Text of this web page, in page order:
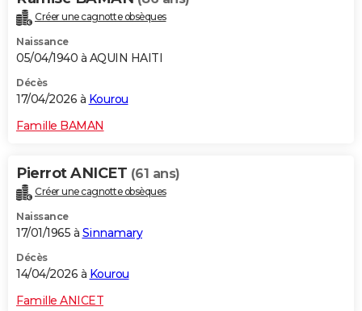
Créer une cagnotte obsèques
Naissance
05/04/1940 à AQUIN HAITI
Décès
17/04/2026 à Kourou
Famille BAMAN
Pierrot ANICET (61 ans)
Créer une cagnotte obsèques
Naissance
17/01/1965 à Sinnamary
Décès
14/04/2026 à Kourou
Famille ANICET